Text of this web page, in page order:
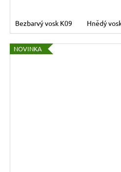
Bezbarvý vosk K09 Hnědý
NOVINKA